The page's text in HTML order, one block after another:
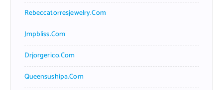
Rebeccatorresjewelry.com
Jmpbliss.com
Drjorgerico.com
Queensushipa.com